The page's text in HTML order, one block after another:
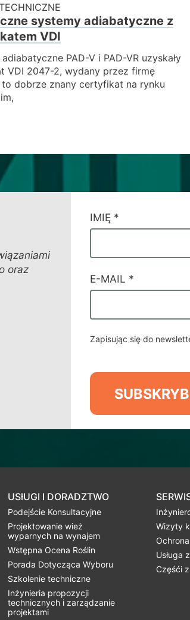
systemy adiabatyczne z
VDI
PAD-V i PAD-VR uzyskały
VDI 2047-2, wydany przez firmę
to dobrze znany certyfikat na rynku
oraz
CAMPI
DI
#17
IMIĘ *
E-MAIL *
Zapisując się do
USłUGI I DORADZTWO
Podejście Konsultacyjne
Projektowanie wież
wyparnych na wynajem
Wstępna Ocena Roślin
Porada Dotycząca Wyboru
Szkolenie techniczne
Inżynieria propozycji
technicznych i zarządzanie
projektami
Wizyty
Usługa
Częśći